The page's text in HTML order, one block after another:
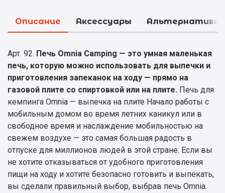
Описание Аксессуары Альтернативы
Арт. 92. Печь Omnia Camping — это умная маленькая
печь, которую можно использовать для выпечки и
приготовления запеканок на ходу — прямо на
газовой плите со спиртовкой или на плите. Печь для
кемпинга Omnia — выпечка на плите Начало работы с
мобильным домом во время летних каникул или в
свободное время и наслаждение мобильностью на
свежем воздухе — это самая большая радость в
отпуске для миллионов людей в этой стране. Если вы
не хотите отказываться от удобного приготовления
пищи на ходу и хотите безопасно готовить и выпекать,
вы сделали правильный выбор, выбрав печь Omnia.